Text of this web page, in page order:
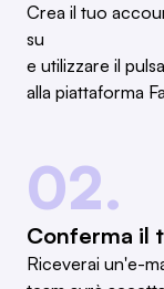
Crea il tuo
su
e utilizzare il
alla piattaforma
02.
Conferma il
Riceverai un'e-